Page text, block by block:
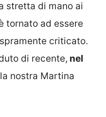
stretta di mano ai
tornato ad essere
criticato.
di recente, nel
nostra Martina